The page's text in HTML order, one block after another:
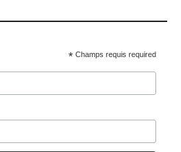
* Champs requis required